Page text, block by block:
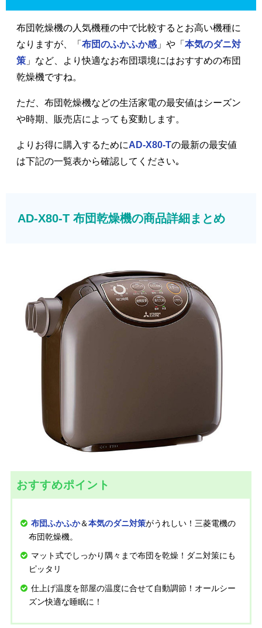
布団乾燥機の人気機種の中で比較するとお高い機種に
なりますが、「 布団のふかふか感 」や「 本気のダニ対
策 」など、より快適なお布団環境にはおすすめの布団
乾燥機ですね。
ただ、布団乾燥機などの生活家電の最安値はシーズン
や時期、販売店によっても変動します。
よりお得に購入するためにAD-X80-Tの最新の最安値
は下記の一覧表から確認してください｡
AD-X80-T 布団乾燥機の商品詳細まとめ
おすすめポイント
布団ふかふか＆本気のダニ対策がうれしい！三菱電機の
布団乾燥機。
マット式でしっかり隅々まで布団を乾燥！ダニ対策にも
ピッタリ
仕上げ温度を部屋の温度に合せて自動調節！オールシー
ズン快適な睡眠に！